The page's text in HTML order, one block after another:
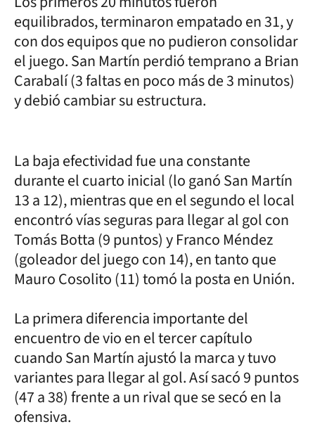
equilibrados, terminaron empatado en 31, y
con dos equipos que no pudieron consolidar
el juego. San Martín perdió temprano a Brian
Carabalí (3 faltas en poco más de 3 minutos)
y debió cambiar su estructura.
La baja efectividad fue una constante
durante el cuarto inicial (lo ganó San Martín
13 a 12), mientras que en el segundo el local
encontró vías seguras para llegar al gol con
Tomás Botta (9 puntos) y Franco Méndez
(goleador del juego con 14), en tanto que
Mauro Cosolito (11) tomó la posta en Unión.
La primera diferencia importante del
encuentro de vio en el tercer capítulo
cuando San Martín ajustó la marca y tuvo
variantes para llegar al gol. Así sacó 9 puntos
(47 a 38) frente a un rival que se secó en la
ofensiva.